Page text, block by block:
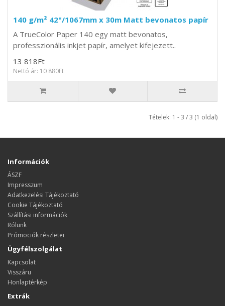
140 g/m² 42"/1067mm x 30m Matt bevonatos papír
A TrueColor Paper 140 egy matt bevonatos,
professzionális inkjet papír, amelyet kifejezett..
13 818Ft
Nettó ár: 10 880Ft
Tételek: 1 - 3 / 3 (1 oldal)
Információk
ÁSZF
Impresszum
Adatkezelési Tájékoztató
Cookie Tájékoztató
Szállítási információk
Rólunk
Prómociók részletei
Ügyfélszolgálat
Kapcsolat
Visszáru
Honlaptérkép
Extrák